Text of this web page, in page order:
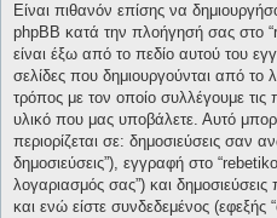
Είναι πιθανόν επίσης να
phpBB κατά την πλοήγησή σας στο
είναι έξω από το πεδίο αυτού του
σελίδες που δημιουργούνται από το
τρόπος με τον οποίο συλλέγουμε τις
υλικό που μας υποβάλετε. Αυτό
περιορίζεται σε: δημοσιεύσεις σαν
δημοσιεύσεις”), εγγραφή στο
λογαριασμός σας”) και
και ενώ είστε συνδεδεμένος (εφεξής